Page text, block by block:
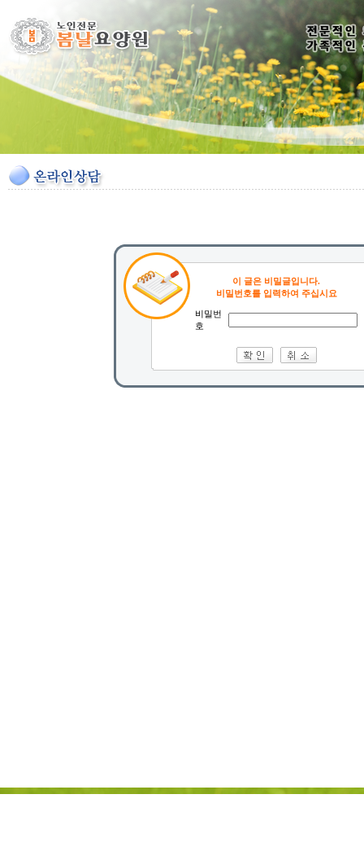
이 글은 비밀글입니다.
비밀번호를 입력하여 주십시요
비밀번
호